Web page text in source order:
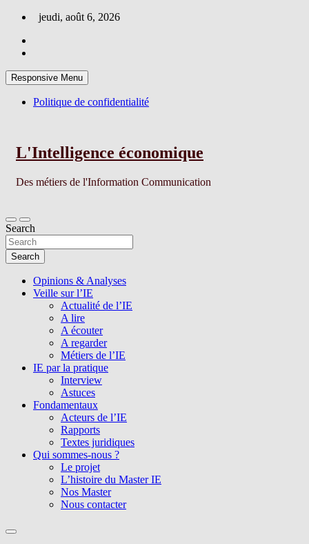
Skip
content
jeudi, août 6, 2026
Responsive Menu
Politique de confidentialité
L'Intelligence économique
Des métiers de l'Information Communication
Search
Search
Opinions & Analyses
Veille sur l’IE
Actualité de l’IE
A lire
A écouter
A regarder
Métiers de l’IE
IE par la pratique
Interview
Astuces
Fondamentaux
Acteurs de l’IE
Rapports
Textes juridiques
Qui sommes-nous ?
Le projet
L’histoire du Master IE
Nos Master
Nous contacter